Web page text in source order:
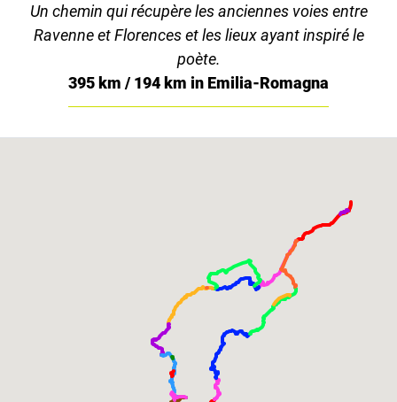
Un chemin qui récupère les anciennes voies entre
Ravenne et Florences et les lieux ayant inspiré le
poète.
395 km / 194 km in Emilia-Romagna